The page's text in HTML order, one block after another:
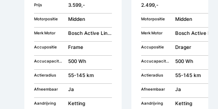
Prijs 3.599,-
Motorpositie Midden
Merk Motor Bosch Active Line Plus Smart
Accupositie Frame
500 Wh
Actieradius 55-145 km
Afneembaar Ja
Aandrijving Ketting
2.499,-
Motorpositie Midden
Merk Motor Bosch Active Line Plus
Accupositie Drager
500 Wh
Actieradius 55-145 km
Afneembaar Ja
Aandrijving Ketting